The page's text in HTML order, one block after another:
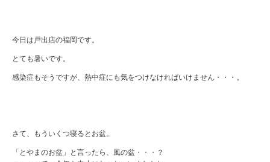
今日は戸出店の福岡です。
とても暑いです。
感染症もそうですが、熱中症にも気をつけなければいけません・・・。
さて、もういくつ寝るとお盆。
「とやまのお盆」と言ったら、風の盆・・・？